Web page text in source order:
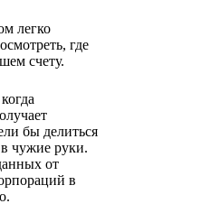
легко
где
счету.
бы делиться
чужие руки.
от
в